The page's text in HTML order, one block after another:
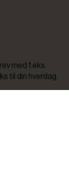
med f.eks.
til din hverdag.